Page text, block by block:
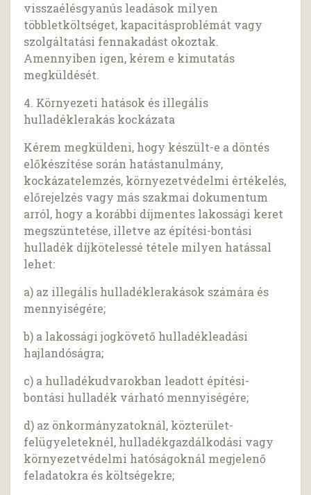
visszaélésgyanús leadások milyen
többletköltséget, kapacitásproblémát vagy
szolgáltatási fennakadást okoztak.
Amennyiben igen, kérem e kimutatás
megküldését.
4. Környezeti hatások és illegális
hulladéklerakás kockázata
Kérem megküldeni, hogy készült-e a döntés
előkészítése során hatástanulmány,
kockázatelemzés, környezetvédelmi értékelés,
előrejelzés vagy más szakmai dokumentum
arról, hogy a korábbi díjmentes lakossági keret
megszüntetése, illetve az építési-bontási
hulladék díjkötelessé tétele milyen hatással
lehet:
a) az illegális hulladéklerakások számára és
mennyiségére;
b) a lakossági jogkövető hulladékleadási
hajlandóságra;
c) a hulladékudvarokban leadott építési-
bontási hulladék várható mennyiségére;
d) az önkormányzatoknál, közterület-
felügyeleteknél, hulladékgazdálkodási vagy
környezetvédelmi hatóságoknál megjelenő
feladatokra és költségekre;